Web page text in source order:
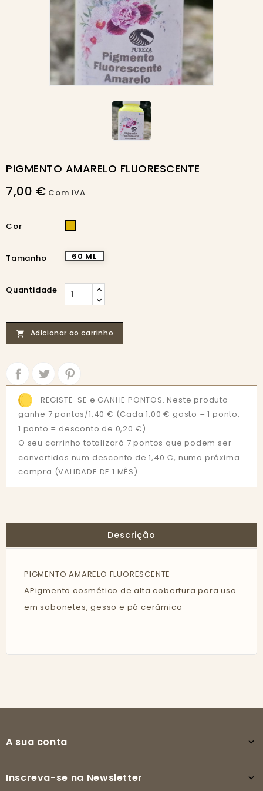
PIGMENTO AMARELO FLUORESCENTE
7,00 € Com IVA
Cor AMARELA
Tamanho 60 ML
Quantidade
 Adicionar ao carrinho
REGISTE-SE e GANHE PONTOS. Neste produto
ganhe 7 pontos/1,40 € (Cada 1,00 € gasto = 1 ponto,
1 ponto = desconto de 0,20 €).
O seu carrinho totalizará 7 pontos que podem ser
convertidos num desconto de 1,40 €, numa próxima
compra (VALIDADE DE 1 MÊS).
Descrição
PIGMENTO AMARELO FLUORESCENTE
APigmento cosmético de alta cobertura para uso
em sabonetes, gesso e pó cerâmico
A sua conta 
Inscreva-se na Newsletter 